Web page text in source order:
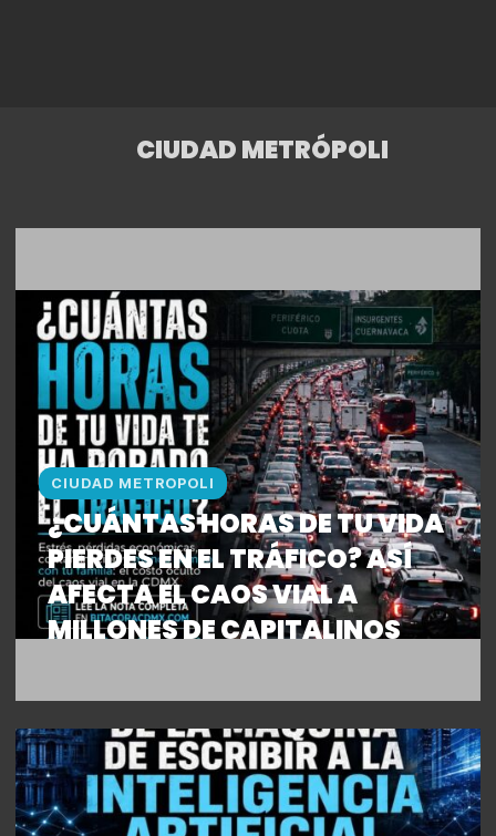
CIUDAD METRÓPOLI
CIUDAD METROPOLI
¿CUÁNTAS HORAS DE TU VIDA
PIERDES EN EL TRÁFICO? ASÍ
AFECTA EL CAOS VIAL A
MILLONES DE CAPITALINOS